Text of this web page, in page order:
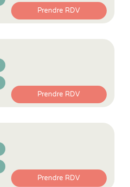
Prendre RDV
Prendre RDV
Prendre RDV